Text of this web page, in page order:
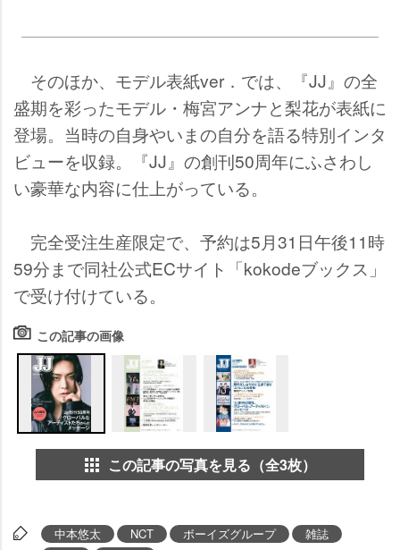
そのほか、モデル表紙ver．では、『JJ』の全
盛期を彩ったモデル・梅宮アンナと梨花が表紙に
登場。当時の自身やいまの自分を語る特別インタ
ビューを収録。『JJ』の創刊50周年にふさわし
い豪華な内容に仕上がっている。
完全受注生産限定で、予約は5月31日午後11時
59分まで同社公式ECサイト「kokodeブックス」
で受け付けている。
この記事の画像
この記事の写真を見る（全3枚）
中本悠太 NCT ボーイズグループ
雑誌